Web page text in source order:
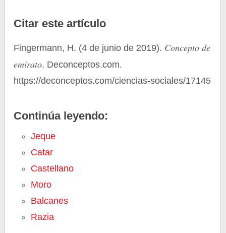
Citar este artículo
Fingermann, H. (4 de junio de 2019). Concepto de
emirato. Deconceptos.com.
https://deconceptos.com/ciencias-sociales/17145
Continúa leyendo:
Jeque
Catar
Castellano
Moro
Balcanes
Razia